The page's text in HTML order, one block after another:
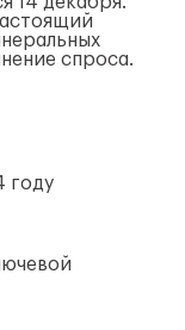
спроса.
году